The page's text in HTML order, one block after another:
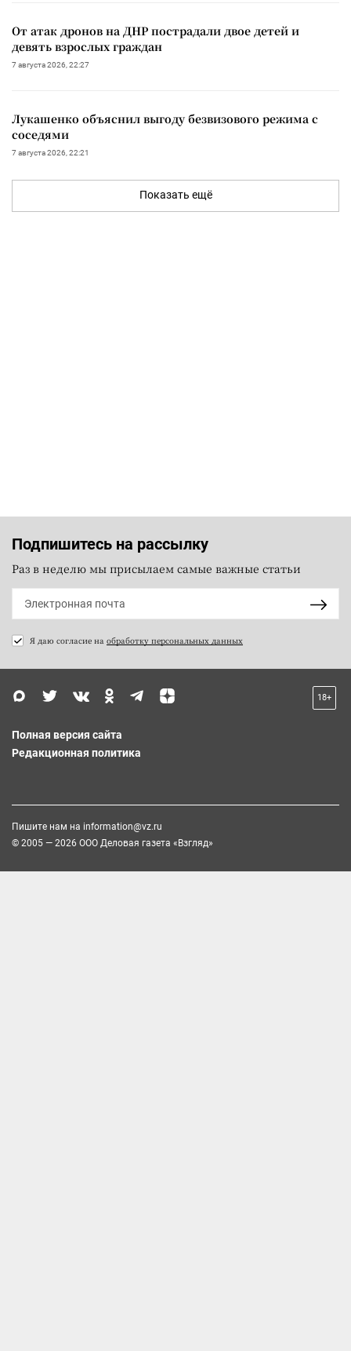
От атак дронов на ДНР пострадали двое детей и
девять взрослых граждан
7 августа 2026, 22:27
Лукашенко объяснил выгоду безвизового режима с
соседями
7 августа 2026, 22:21
Показать ещё
Подпишитесь на рассылку
Раз в неделю мы присылаем самые важные статьи
Я даю согласие на обработку персональных данных
18+
Полная версия сайта
Редакционная политика
Пишите нам на information@vz.ru
© 2005 — 2026 ООО Деловая газета «Взгляд»